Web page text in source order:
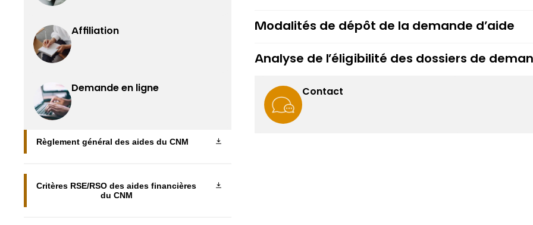
Affiliation
Demande en ligne
Règlement général des aides du CNM
Critères RSE/RSO des aides financières
du CNM
Modalités de dépôt de la demande d’aide
Analyse de l’éligibilité des dossiers de
Contact